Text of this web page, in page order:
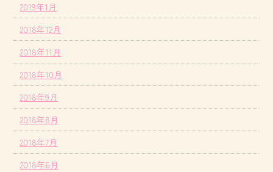
2019年1月
2018年12月
2018年11月
2018年10月
2018年9月
2018年8月
2018年7月
2018年6月